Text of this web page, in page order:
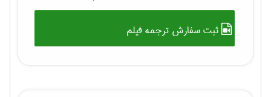
ثبت سفارش ترجمه فیلم